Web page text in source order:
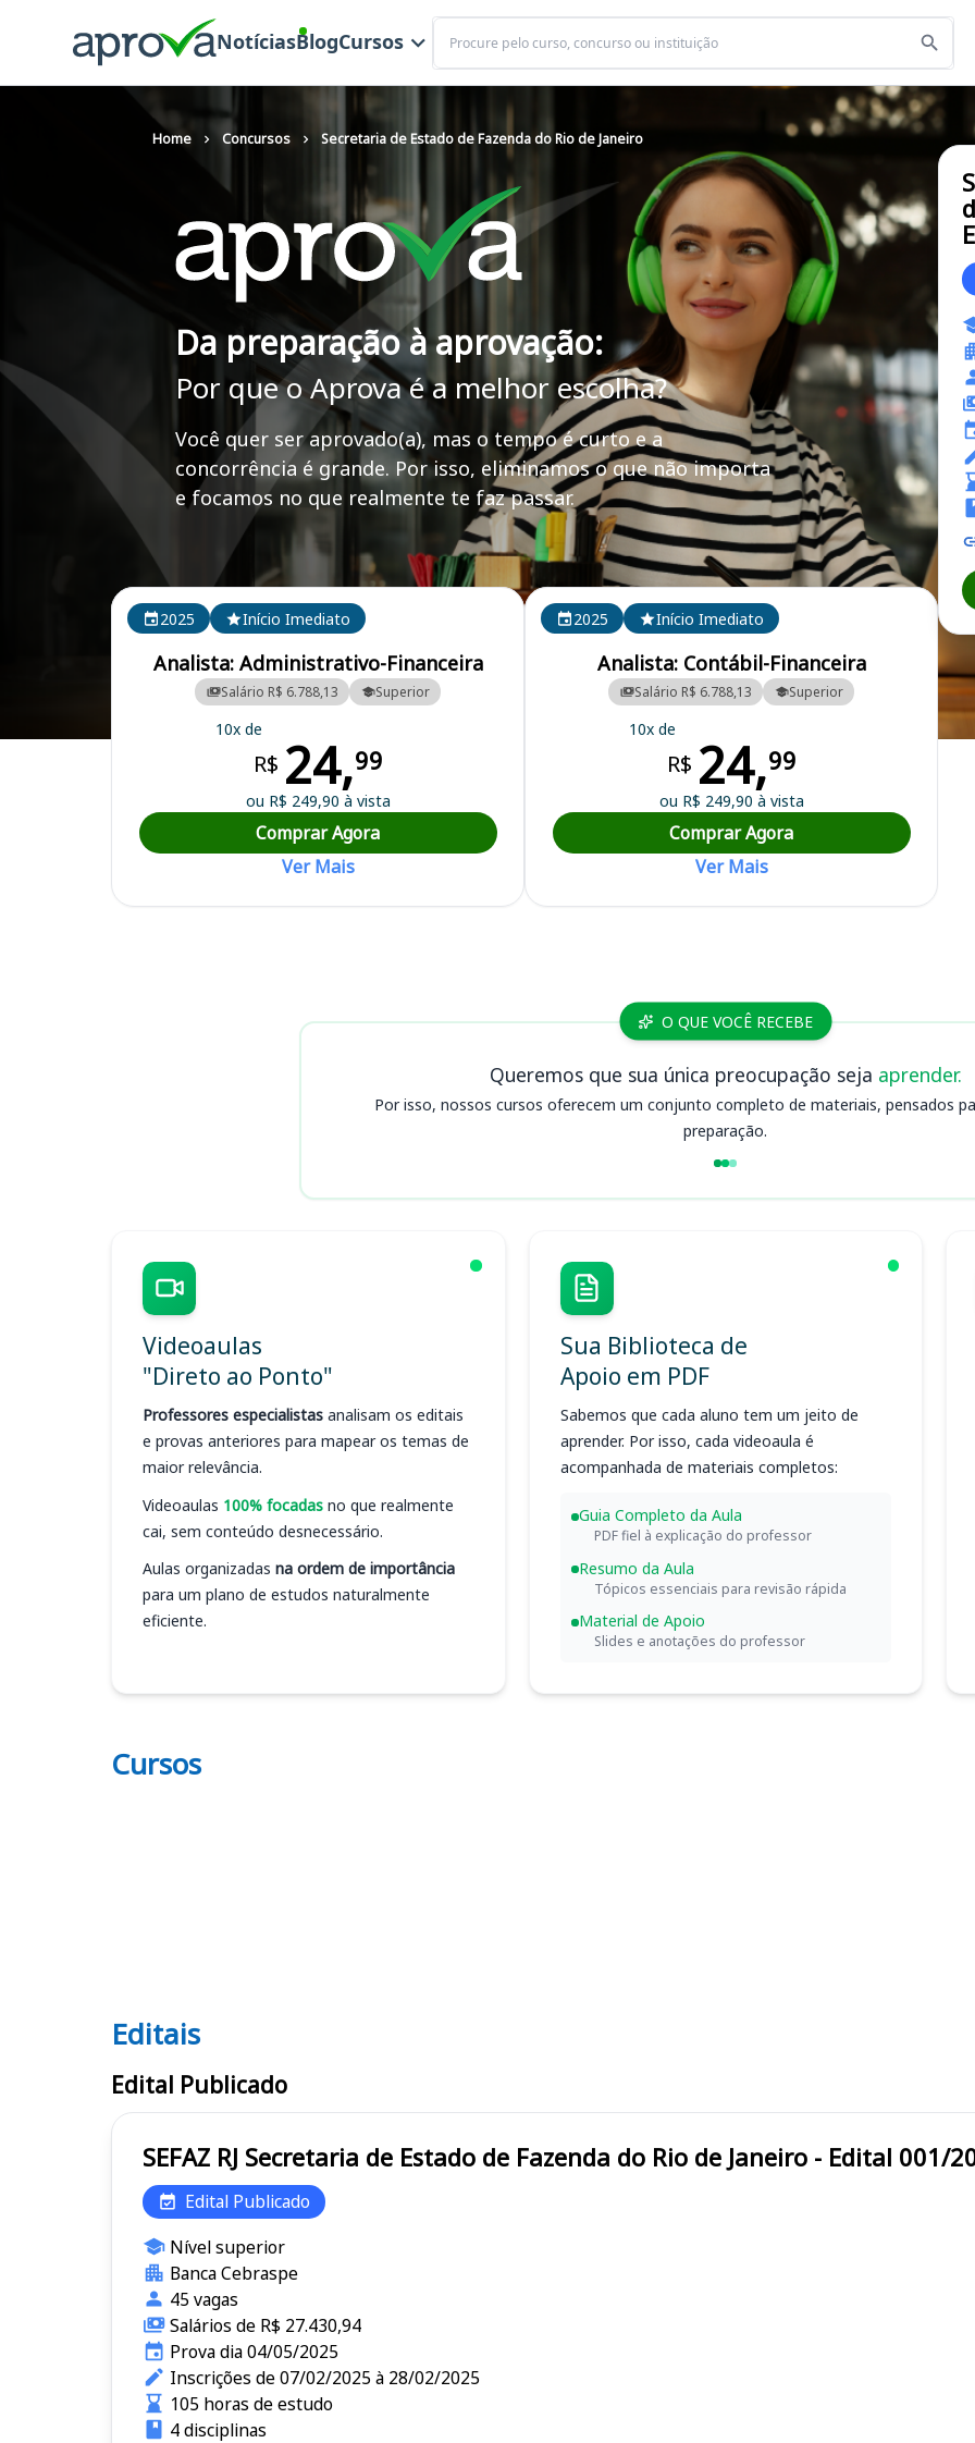
NotíciasBlogCursos
Buscar
Home Concursos Secretaria de Estado de Fazenda do Rio de Janeiro
Da preparação à aprovação:
Por que o Aprova é a melhor escolha?
Você quer ser aprovado(a), mas o tempo é curto e a
concorrência é grande. Por isso, eliminamos o que não importa
e focamos no que realmente te faz passar.
Curso Preparatório para o Concurso SEFAZ RJ - Secretaria de Estado de Fazenda do Rio de Janeiro
Cursos em destaque para passar no concurso SEFAZ RJ
2025
Início Imediato
Analista: Administrativo-Financeira
Salário R$ 6.788,13 Superior
10x de
R$ 24,99
ou R$ 249,90 à vista
Comprar Agora
Ver Mais
2025 Início Imediato
Analista: Contábil-Financeira
Salário R$ 6.788,13 Superior
10x de
R$ 24,99
ou R$ 249,90 à vista
Comprar Agora
Ver Mais
Cursos SEFAZ RJ O QUE VOCÊ RECEBE
Queremos que sua única preocupação seja aprender.
Por isso, nossos cursos oferecem um conjunto completo de materiais, pensados
preparação.
Videoaulas
"Direto ao Ponto"
Professores especialistas analisam os editais
e provas anteriores para mapear os temas de
maior relevância.
Videoaulas 100% focadas no que realmente
cai, sem conteúdo desnecessário.
Aulas organizadas na ordem de importância
para um plano de estudos naturalmente
eficiente.
Sua Biblioteca de
Apoio em PDF
Sabemos que cada aluno tem um jeito de
aprender. Por isso, cada videoaula é
acompanhada de materiais completos:
Guia Completo da Aula
PDF fiel à explicação do professor
Resumo da Aula
Tópicos essenciais para revisão rápida
Material de Apoio
Slides e anotações do professor
Cursos
Editais SEFAZ RJ
Editais
Edital Publicado
SEFAZ RJ Secretaria de Estado de Fazenda do Rio de Janeiro - Edital 001/
Edital Publicado
Nível superior
Banca Cebraspe
45 vagas
Salários de R$ 27.430,94
Prova dia 04/05/2025
Inscrições de 07/02/2025 à 28/02/2025
105 horas de estudo
4 disciplinas